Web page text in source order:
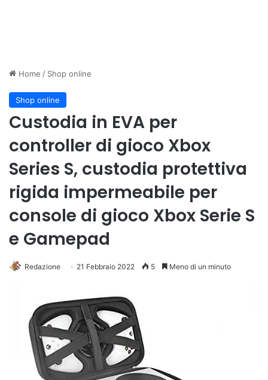
Home / Shop online
Shop online
Custodia in EVA per
controller di gioco Xbox
Series S, custodia protettiva
rigida impermeabile per
console di gioco Xbox Serie S
e Gamepad
Redazione 21 Febbraio 2022 5 Meno di un minuto